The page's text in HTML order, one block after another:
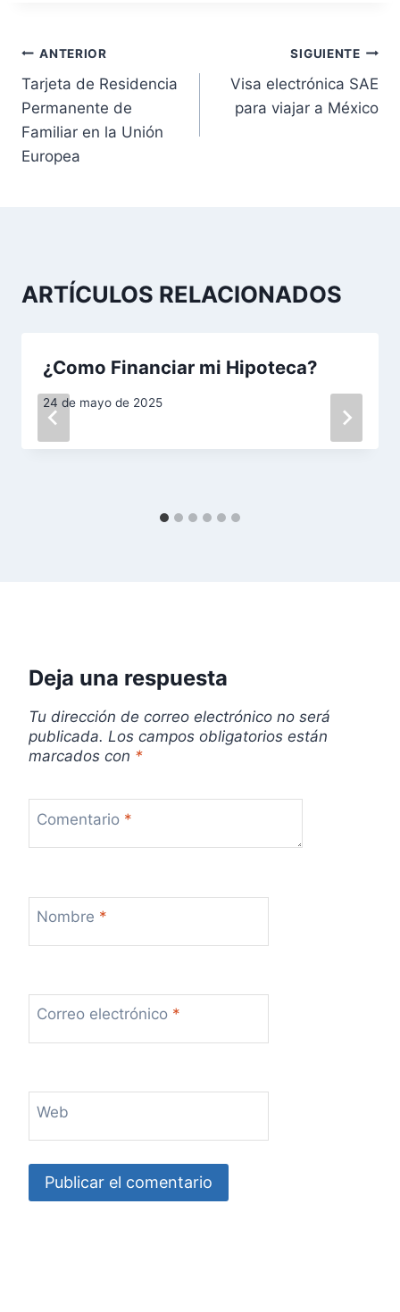
N
a
v
e
c
d
a
s
ANTERIOR
Tarjeta de Residencia
Permanente de
Familiar en la Unión
Europea
SIGUIENTE
Visa electrónica SAE
para viajar a México
ARTÍCULOS RELACIONADOS
¿Como Financiar mi Hipoteca?
24 de mayo de 2025
Deja una respuesta
Tu dirección de correo electrónico no será
publicada. Los campos obligatorios están
marcados con *
Comentario *
Nombre *
Correo electrónico *
Web